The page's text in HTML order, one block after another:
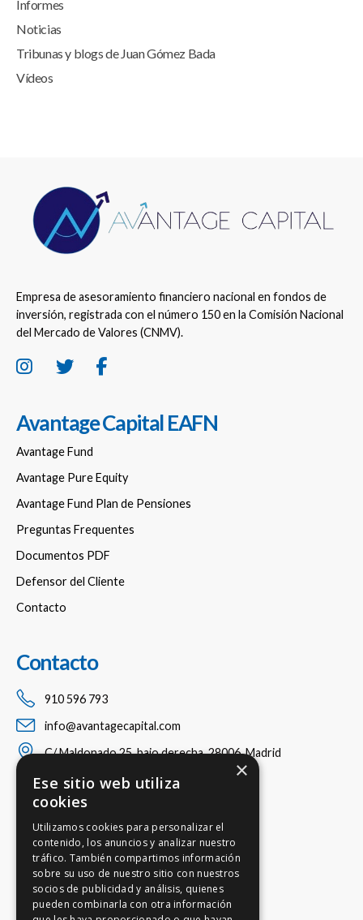
Informes
Noticias
Tribunas y blogs de Juan Gómez Bada
Vídeos
Empresa de asesoramiento financiero nacional en fondos de
inversión, registrada con el número 150 en la Comisión Nacional
del Mercado de Valores (CNMV).
Avantage Capital EAFN
Avantage Fund
Avantage Pure Equity
Avantage Fund Plan de Pensiones
Preguntas Frequentes
Documentos PDF
Defensor del Cliente
Contacto
Contacto
910 596 793
info@avantagecapital.com
C/ Maldonado 25, bajo derecha, 28006, Madrid
×
Ese sitio web utiliza
cookies
Utilizamos cookies para personalizar el
contenido, los anuncios y analizar nuestro
tráfico. También compartimos información
sobre su uso de nuestro sitio con nuestros
socios de publicidad y análisis, quienes
pueden combinarla con otra información